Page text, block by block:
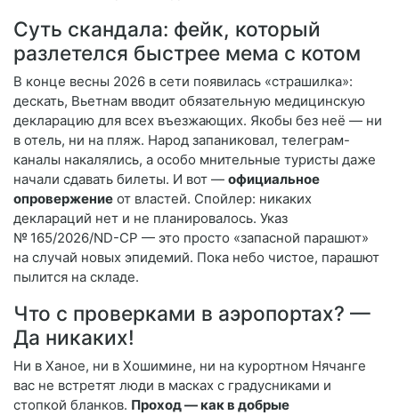
Суть скандала: фейк, который
разлетелся быстрее мема с котом
В конце весны 2026 в сети появилась «страшилка»:
дескать, Вьетнам вводит обязательную медицинскую
декларацию для всех въезжающих. Якобы без неё — ни
в отель, ни на пляж. Народ запаниковал, телеграм-
каналы накалялись, а особо мнительные туристы даже
начали сдавать билеты. И вот — официальное
опровержение от властей. Спойлер: никаких
деклараций нет и не планировалось. Указ
№ 165/2026/ND-CP — это просто «запасной парашют»
на случай новых эпидемий. Пока небо чистое, парашют
пылится на складе.
Что с проверками в аэропортах? —
Да никаких!
Ни в Ханое, ни в Хошимине, ни на курортном Нячанге
вас не встретят люди в масках с градусниками и
стопкой бланков. Проход — как в добрые